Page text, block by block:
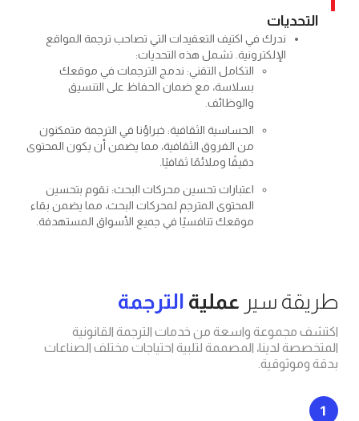
ندرك في اكتيف التعقيدات التي تصاحب ترجمة المواقع
الإلكترونية. تشمل هذه التحديات:
التكامل التقني: ندمج الترجمات في موقعك
بسلاسة، مع ضمان الحفاظ على التنسيق
الحساسية الثقافية: خبراؤنا في الترجمة متمكنون
من الفروق الثقافية، مما يضمن أن يكون المحتوى
دقيقًا وملائمًا ثقافيًا.
اعتبارات تحسين محركات البحث: نقوم بتحسين
المحتوى المترجم لمحركات البحث، مما يضمن بقاء
موقعك تنافسيًا في جميع الأسواق المستهدفة.
سيرعمليةالترجمة
واسعة من خدمات الترجمة القانونية
المصممة لتلبية احتياجات مختلف الصناعات